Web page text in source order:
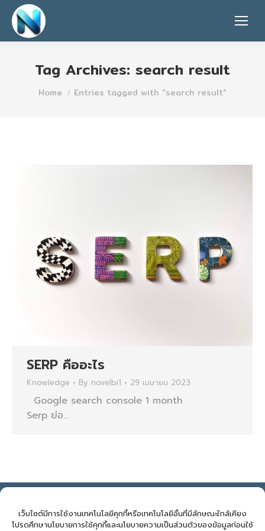
เว็บไซต์มีการใช้งานเทคโนโลยีคุกกี้หรือเทคโนโลยีอื่นที่มีลักษณะใกล้เคียง
โปรดศึกษานโยบายการใช้คุกกี้และนโยบายความเป็นส่วนตัวของข้อมูลก่อนใช้
Tag Archives: search result
You are here:
Home Entries tagged with "search result"
SERP คืออะไร
Knowledge By novelbi1 29 เมษายน 2023
Google search console 1 month
Serp ย่อ…
E: support@novelbiz.co.th T: 092.591.9499